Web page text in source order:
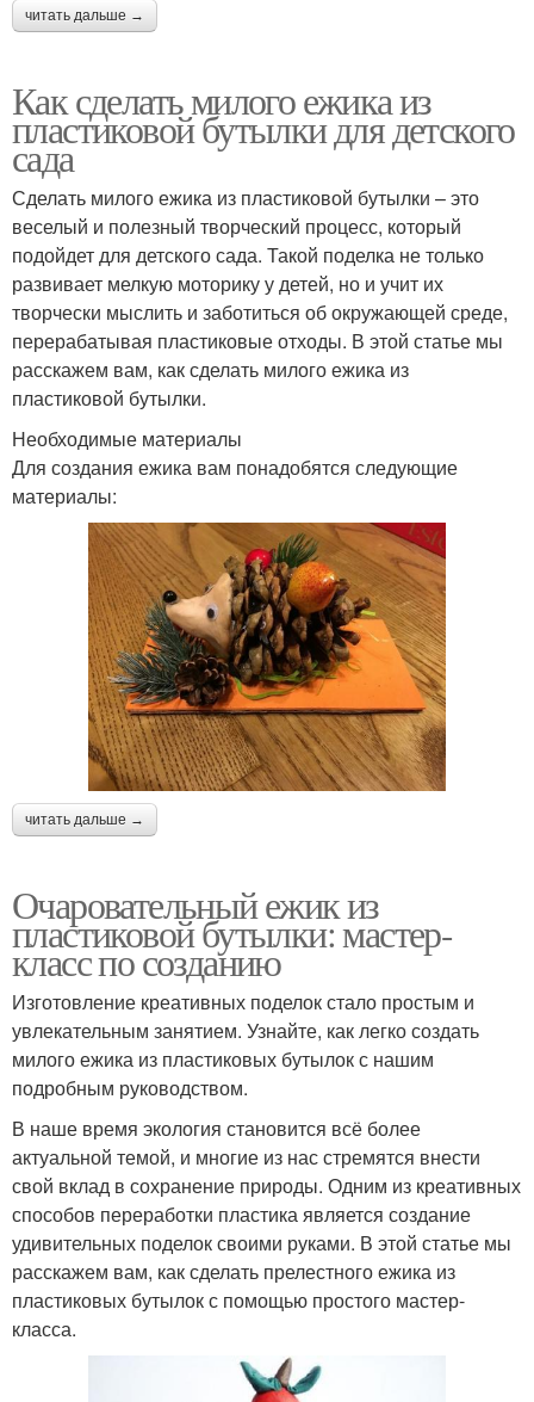
читать дальше →
Как сделать милого ежика из
пластиковой бутылки для детского
сада
Сделать милого ежика из пластиковой бутылки – это
веселый и полезный творческий процесс, который
подойдет для детского сада. Такой поделка не только
развивает мелкую моторику у детей, но и учит их
творчески мыслить и заботиться об окружающей среде,
перерабатывая пластиковые отходы. В этой статье мы
расскажем вам, как сделать милого ежика из
пластиковой бутылки.
Необходимые материалы
Для создания ежика вам понадобятся следующие
материалы:
читать дальше →
Очаровательный ежик из
пластиковой бутылки: мастер-
класс по созданию
Изготовление креативных поделок стало простым и
увлекательным занятием. Узнайте, как легко создать
милого ежика из пластиковых бутылок с нашим
подробным руководством.
В наше время экология становится всё более
актуальной темой, и многие из нас стремятся внести
свой вклад в сохранение природы. Одним из креативных
способов переработки пластика является создание
удивительных поделок своими руками. В этой статье мы
расскажем вам, как сделать прелестного ежика из
пластиковых бутылок с помощью простого мастер-
класса.